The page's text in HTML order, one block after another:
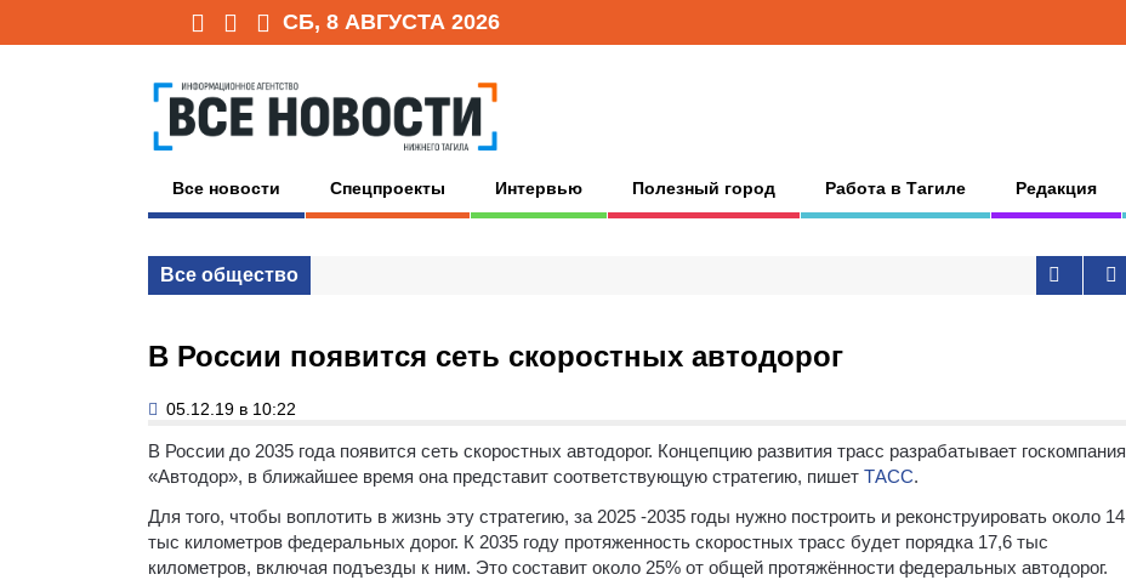
СБ, 8 АВГУСТА 2026
Все новости Спецпроекты Интервью Полезный город Работа в Тагиле Редакция
Все общество
В России появится сеть скоростных автодорог
05.12.19 в 10:22
В России до 2035 года появится сеть скоростных автодорог. Концепцию развития трасс разрабатывает госкомпания
«Автодор», в ближайшее время она представит соответствующую стратегию, пишет ТАСС.
Для того, чтобы воплотить в жизнь эту стратегию, за 2025 -2035 годы нужно построить и реконструировать около 14
тыс километров федеральных дорог. К 2035 году протяженность скоростных трасс будет порядка 17,6 тыс
километров, включая подъезды к ним. Это составит около 25% от общей протяжённости федеральных автодорог.